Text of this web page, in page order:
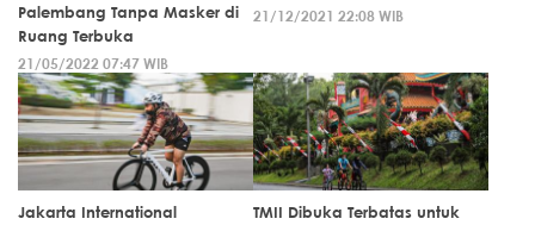
Palembang Tanpa Masker di
Ruang Terbuka
21/05/2022 07:47 WIB
21/12/2021 22:08 WIB
Jakarta International
TMII Dibuka Terbatas untuk